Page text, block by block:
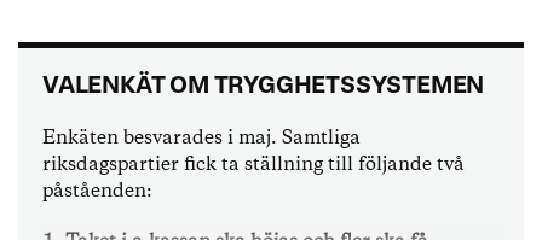
VALENKÄT OM TRYGGHETSSYSTEMEN
Enkäten besvarades i maj. Samtliga
riksdagspartier fick ta ställning till följande två
påståenden: